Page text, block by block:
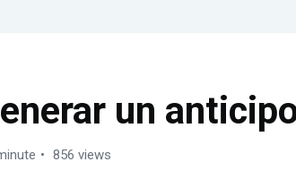
un
856 views